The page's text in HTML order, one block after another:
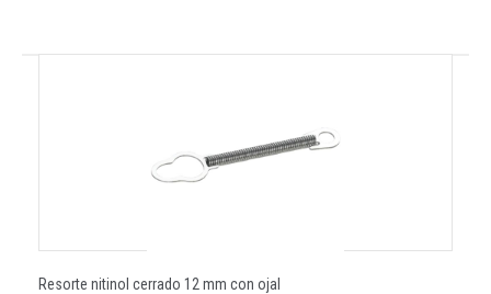
Resorte nitinol cerrado 12 mm con ojal